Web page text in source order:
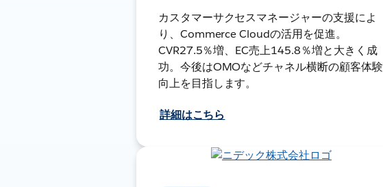
カスタマーサクセスマネージャーの支援によ
り、Commerce Cloudの活用を促進。
CVR27.5％増、EC売上145.8％増と大きく成
功。今後はOMOなどチャネル横断の顧客体験
向上を目指します。
詳細はこちら